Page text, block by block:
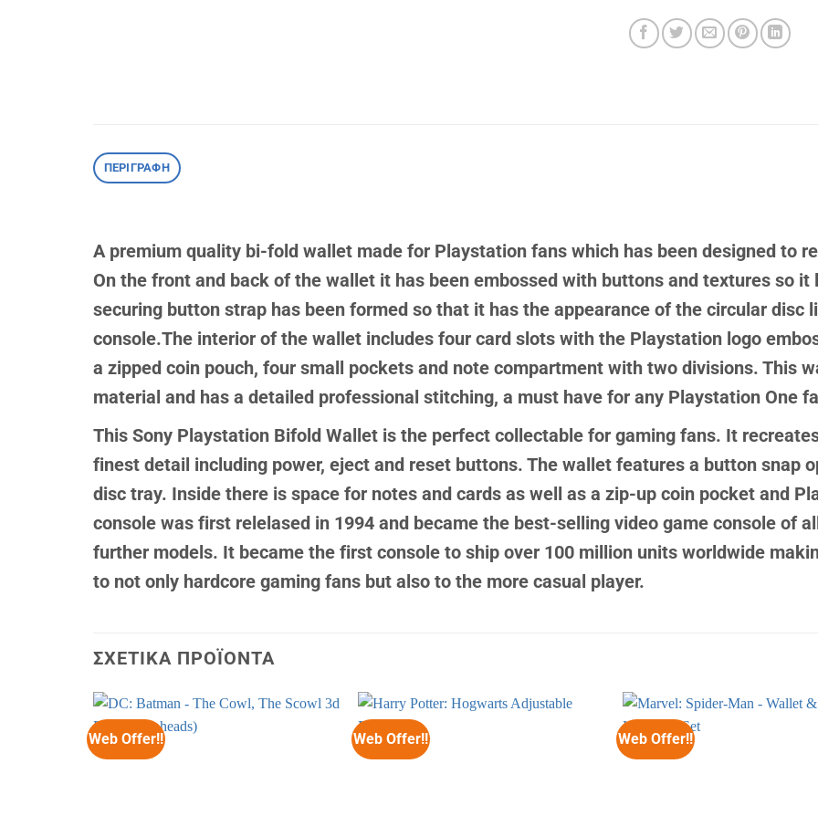
ΠΕΡΙΓΡΑΦΉ
A premium quality bi-fold wallet made for Playstation fans which has been designed to
On the front and back of the wallet it has been embossed with buttons and textures so
securing button strap has been formed so that it has the appearance of the circular disc
console.The interior of the wallet includes four card slots with the Playstation logo
a zipped coin pouch, four small pockets and note compartment with two divisions. This
material and has a detailed professional stitching, a must have for any Playstation One
This Sony Playstation Bifold Wallet is the perfect collectable for gaming fans. It
finest detail including power, eject and reset buttons. The wallet features a button snap
disc tray. Inside there is space for notes and cards as well as a zip-up coin pocket and
console was first relelased in 1994 and became the best-selling video game console of
further models. It became the first console to ship over 100 million units worldwide
to not only hardcore gaming fans but also to the more casual player.
ΣΧΕΤΙΚΆ ΠΡΟΪΌΝΤΑ
Web Offer!! Web Offer!! Web Offer!!